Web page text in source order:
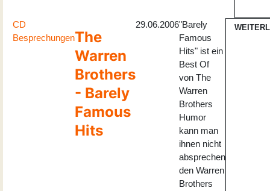
CD
BesprechungenThe
Warren
Brothers
- Barely
Famous
Hits
29.06.2006"Barely
Famous
Hits" ist ein
Best Of
von The
Warren
Brothers
Humor
kann man
ihnen nicht
absprechen
den Warren
Brothers